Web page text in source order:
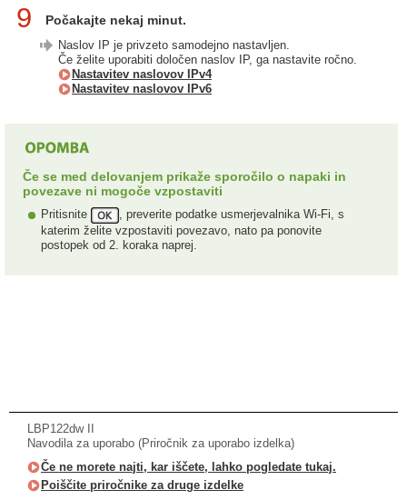
9 Počakajte nekaj minut.
Naslov IP je privzeto samodejno nastavljen.
Če želite uporabiti določen naslov IP, ga nastavite ročno.
Nastavitev naslovov IPv4
Nastavitev naslovov IPv6
Če se med delovanjem prikaže sporočilo o napaki in
povezave ni mogoče vzpostaviti
Pritisnite
, preverite podatke usmerjevalnika Wi-Fi, s
katerim želite vzpostaviti povezavo, nato pa ponovite
postopek od 2. koraka naprej.
LBP122dw II
Navodila za uporabo (Priročnik za uporabo izdelka)
Če ne morete najti, kar iščete, lahko pogledate tukaj.
Poiščite priročnike za druge izdelke